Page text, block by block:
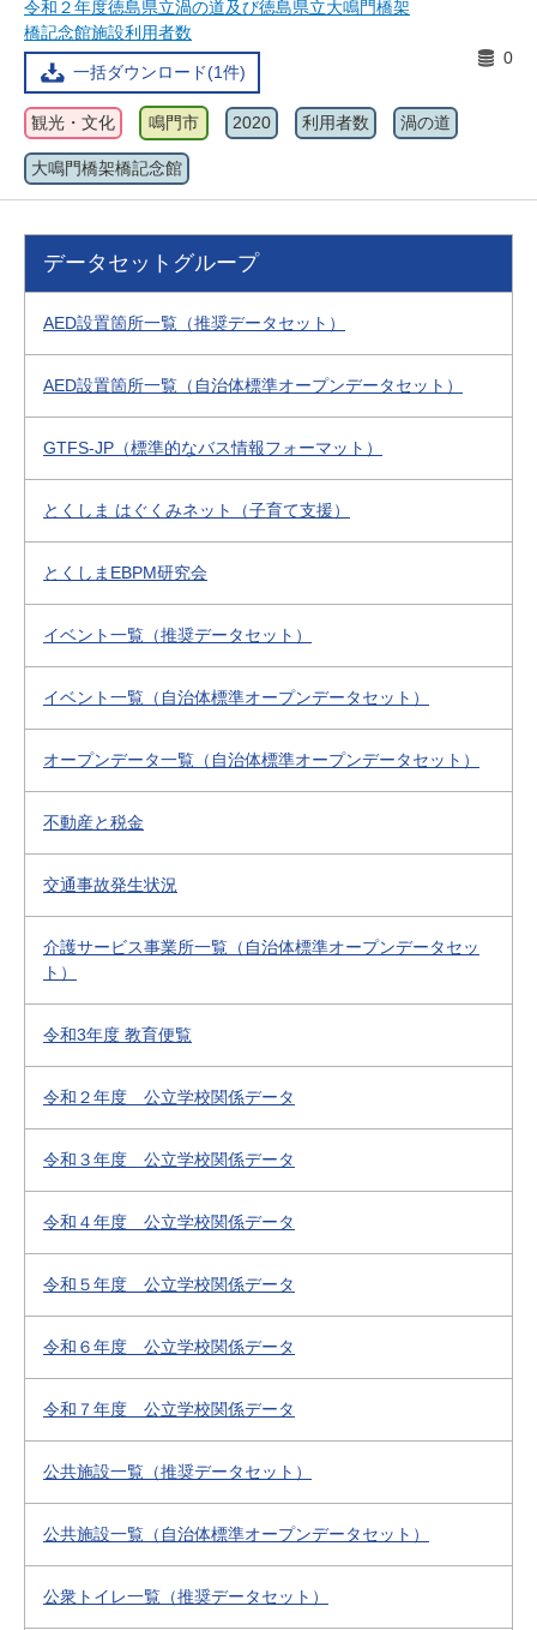
令和２年度徳島県立渦の道及び徳島県立大鳴門橋架
橋記念館施設利用者数
一括ダウンロード(1件)
0
観光・文化 鳴門市 2020 利用者数 渦の道
大鳴門橋架橋記念館
データセットグループ
AED設置箇所一覧（推奨データセット）
AED設置箇所一覧（自治体標準オープンデータセット）
GTFS-JP（標準的なバス情報フォーマット）
とくしま はぐくみネット（子育て支援）
とくしまEBPM研究会
イベント一覧（推奨データセット）
イベント一覧（自治体標準オープンデータセット）
オープンデータ一覧（自治体標準オープンデータセット）
不動産と税金
交通事故発生状況
介護サービス事業所一覧（自治体標準オープンデータセッ
ト）
令和3年度 教育便覧
令和２年度 公立学校関係データ
令和３年度 公立学校関係データ
令和４年度 公立学校関係データ
令和５年度 公立学校関係データ
令和６年度 公立学校関係データ
令和７年度 公立学校関係データ
公共施設一覧（推奨データセット）
公共施設一覧（自治体標準オープンデータセット）
公衆トイレ一覧（推奨データセット）